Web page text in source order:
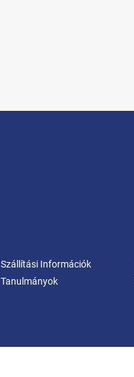
Szállítási Információk
Tanulmányok